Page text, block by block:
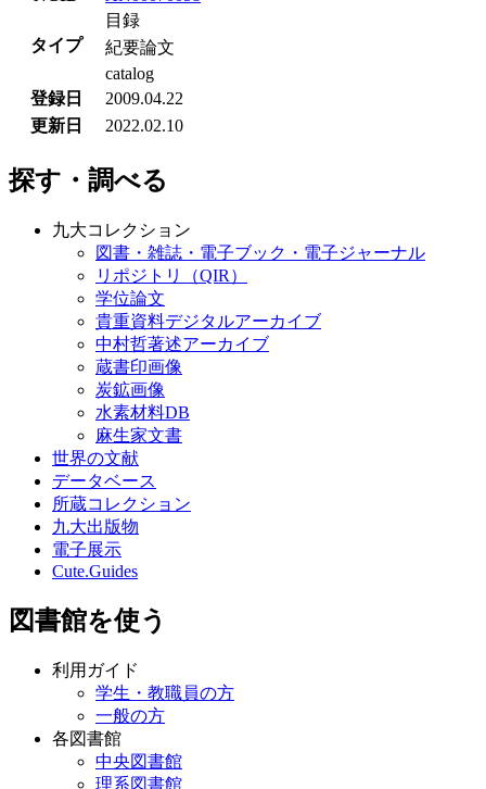
タイプ
目録
紀要論文
catalog
登録日
2009.04.22
更新日
2022.02.10
探す・調べる
九大コレクション
図書・雑誌・電子ブック・電子ジャーナル
リポジトリ（QIR）
学位論文
貴重資料デジタルアーカイブ
中村哲著述アーカイブ
蔵書印画像
炭鉱画像
水素材料DB
麻生家文書
世界の文献
データベース
所蔵コレクション
九大出版物
電子展示
Cute.Guides
図書館を使う
利用ガイド
学生・教職員の方
一般の方
各図書館
中央図書館
理系図書館